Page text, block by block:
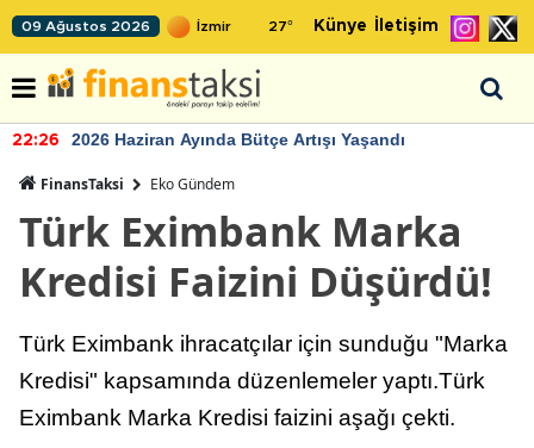
09 Ağustos 2026 27° Künye İletişim
22:26 2026 Haziran Ayında Bütçe Artışı Yaşandı
FinansTaksi Eko Gündem
Türk Eximbank Marka
Kredisi Faizini Düşürdü!
Türk Eximbank ihracatçılar için sunduğu "Marka
Kredisi" kapsamında düzenlemeler yaptı.Türk
Eximbank Marka Kredisi faizini aşağı çekti.